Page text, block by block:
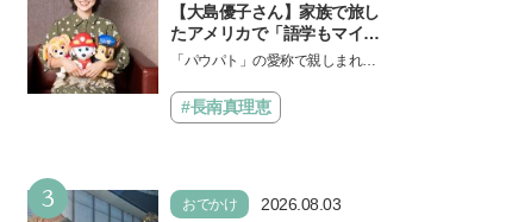
【大島優子さん】家族で旅し
たアメリカで「語学もマイン
ドも！ 子どもの成長はすごか
『パウ・パトロール ザ・ダイ
ノ・ムービー』ではあきらめ
「パウパト」の愛称で親しまれる
の劇場版シリーズ第3弾、映画『パ
ウ・パトロール ザ…
#長南真理恵
3 おでかけ
2026.08.03